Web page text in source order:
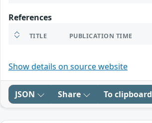
References
TITLE PUBLICATION TIME
Show details on source website
JSON Share To clipboard